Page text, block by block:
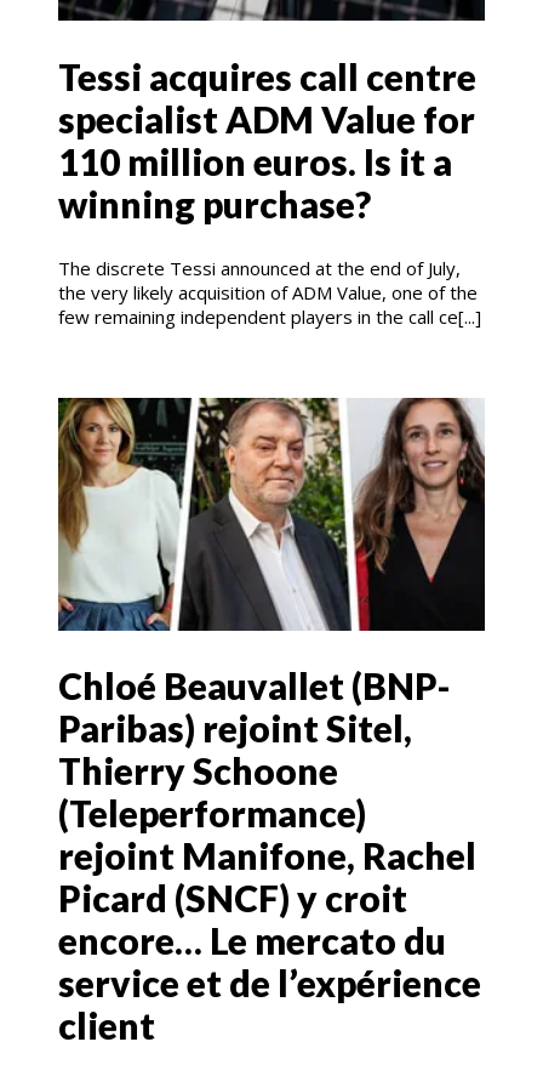
Tessi acquires call centre
specialist ADM Value for
110 million euros. Is it a
winning purchase?
The discrete Tessi announced at the end of July,
the very likely acquisition of ADM Value, one of the
few remaining independent players in the call ce[...]
Chloé Beauvallet (BNP-
Paribas) rejoint Sitel,
Thierry Schoone
(Teleperformance)
rejoint Manifone, Rachel
Picard (SNCF) y croit
encore… Le mercato du
service et de l’expérience
client